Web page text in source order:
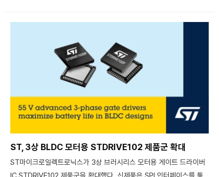
ST, 3상 BLDC 모터용 STDRIVE102 제품군 확대
ST마이크로일렉트로닉스가 3상 브러시리스 모터용 게이트 드라이버